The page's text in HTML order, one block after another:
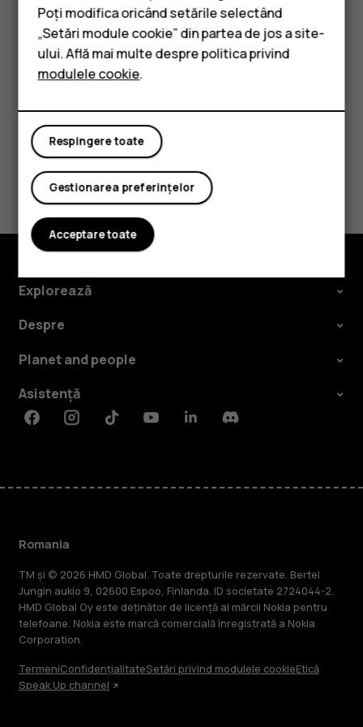
Telefoane clasice
Accesorii
Tablete
Dați un nume playlistului și selectațiOK.
Selectați playlistul pe care tocmai l-ați creat.
Melodia este adăugată la playlist.
Considerați utile aceste informații?
Da Nu
Explorează
Despre
Planet and people
Asistență
FacebookInstagramTiktokYoutubeLinkedinDiscord
Romania
TM și © 2026 HMD Global. Toate drepturile rezervate. Bertel
Jungin aukio 9, 02600 Espoo, Finlanda. ID societate 2724044-2.
HMD Global Oy este deținător de licență al mărcii Nokia pentru
telefoane. Nokia este marcă comercială înregistrată a Nokia
Corporation.
TermeniConfidențialitateSetări privind modulele cookieEtică
Speak Up channel
Poți modifica oricând setările selectând
„Setări module cookie” din partea de jos a site-
ului. Află mai multe despre politica privind
modulele cookie.
Respingere toate
Gestionarea preferințelor
Acceptare toate